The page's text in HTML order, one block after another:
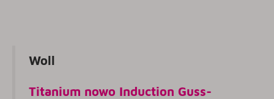
Woll
Titanium nowo Induction Guss-